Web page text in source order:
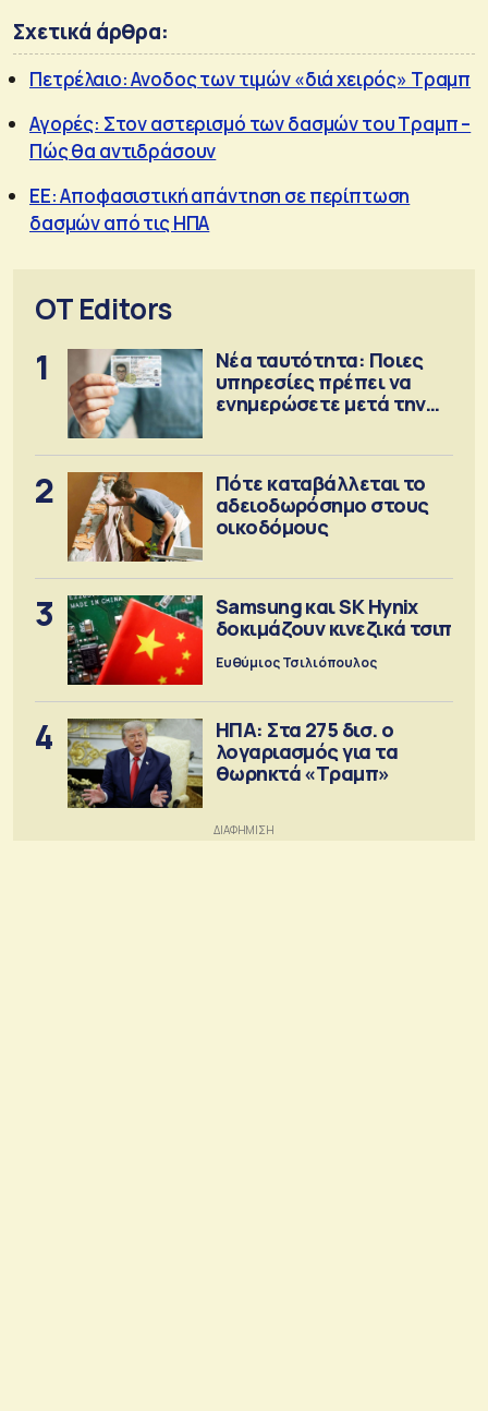
Σχετικά άρθρα:
Πετρέλαιο: Ανοδος των τιμών «διά χειρός» Τραμπ
Αγορές: Στον αστερισμό των δασμών του Τραμπ –
Πώς θα αντιδράσουν
ΕΕ: Αποφασιστική απάντηση σε περίπτωση
δασμών από τις ΗΠΑ
OT Editors
1
Νέα ταυτότητα: Ποιες
υπηρεσίες πρέπει να
ενημερώσετε μετά την
2
Πότε καταβάλλεται το
αδειοδωρόσημο στους
οικοδόμους
3
Samsung και SK Hynix
δοκιμάζουν κινεζικά τσιπ
Ευθύμιος Τσιλιόπουλος
4
ΗΠΑ: Στα 275 δισ. ο
λογαριασμός για τα
θωρηκτά «Τραμπ»